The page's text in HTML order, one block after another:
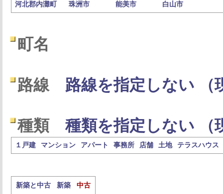
河北郡内灘町
珠洲市 能美市 白山市
町名
路線 路線を指定しない （
種類 種類を指定しない （
１戸建 マンション アパート 事務所 店舗 土地 テラスハウス
新築と中古 新築 中古